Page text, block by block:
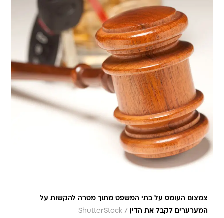
צמצום העומס על בתי המשפט מתוך מטרה להקשות על
המערערים לקבל את הדין
/
ShutterStock